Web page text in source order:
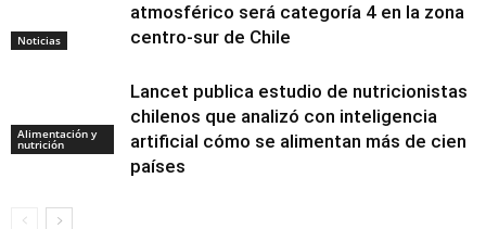
Noticias
atmosférico será categoría 4 en la zona
centro-sur de Chile
Alimentación y
nutrición
Lancet publica estudio de nutricionistas
chilenos que analizó con inteligencia
artificial cómo se alimentan más de cien
países